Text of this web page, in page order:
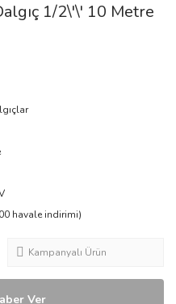
1/2\'\' 10 Metre
havale indirimi)
Kampanyalı Ürün
Ver